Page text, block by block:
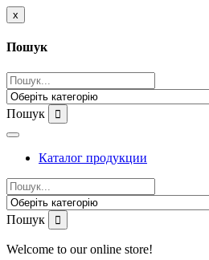
x
Пошук
Пошук
Каталог продукции
Пошук
Welcome to our online store!